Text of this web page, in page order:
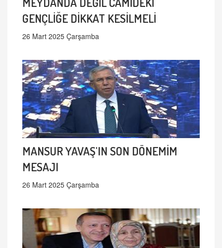
GENÇLİĞE DİKKAT KESİLMELİ
26 Mart 2025 Çarşamba
MANSUR YAVAŞ'IN SON DÖNEMİM
MESAJI
26 Mart 2025 Çarşamba